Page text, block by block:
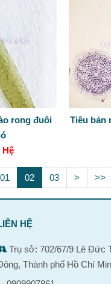
rong đuôi
Hệ
Tiêu bản
01 02 03 > >>
HỆ
Trụ sở: 702/67/9 Lê Đức
Thành phố Hồ Chí